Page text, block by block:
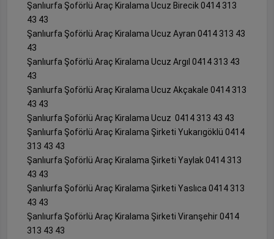
Şanlıurfa Şoförlü Araç Kiralama Ucuz Birecik 0414 313
43 43
Şanlıurfa Şoförlü Araç Kiralama Ucuz Ayran 0414 313 43
43
Şanlıurfa Şoförlü Araç Kiralama Ucuz Argıl 0414 313 43
43
Şanlıurfa Şoförlü Araç Kiralama Ucuz Akçakale 0414 313
43 43
Şanlıurfa Şoförlü Araç Kiralama Ucuz 0414 313 43 43
Şanlıurfa Şoförlü Araç Kiralama Şirketi Yukarıgöklü 0414
313 43 43
Şanlıurfa Şoförlü Araç Kiralama Şirketi Yaylak 0414 313
43 43
Şanlıurfa Şoförlü Araç Kiralama Şirketi Yaslıca 0414 313
43 43
Şanlıurfa Şoförlü Araç Kiralama Şirketi Viranşehir 0414
313 43 43